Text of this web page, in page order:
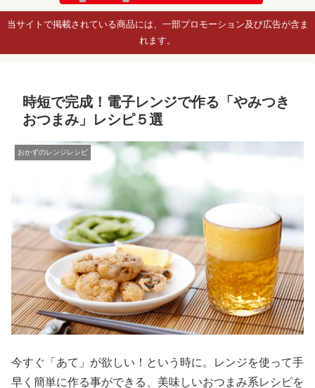
当サイトで掲載されている商品には、一部プロモーション及び広告が含ま
れます。
時短で完成！電子レンジで作る「やみつき
おつまみ」レシピ５選
おかずのレンジレシピ
今すぐ「あて」が欲しい！という時に。レンジを使って手
早く簡単に作る事ができる、美味しいおつまみ系レシピを